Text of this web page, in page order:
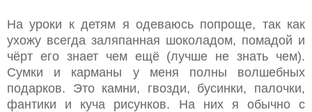
На уроки к детям я одеваюсь попроще, так как
ухожу всегда заляпанная шоколадом, помадой и
чёрт его знает чем ещё (лучше не знать чем).
Сумки и карманы у меня полны волшебных
подарков. Это камни, гвозди, бусинки, палочки,
фантики и куча рисунков. На них я обычно с